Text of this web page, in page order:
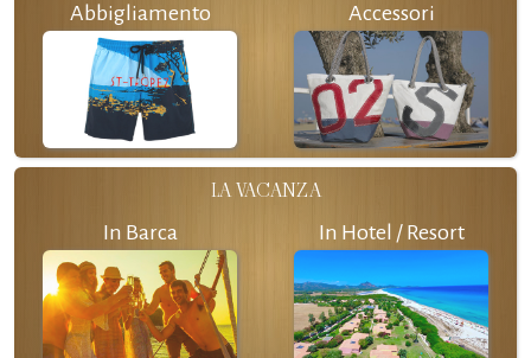
Abbigliamento Accessori
LA VACANZA
In Barca In Hotel / Resort